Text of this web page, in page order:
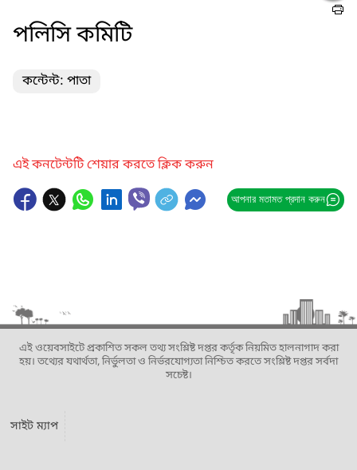
পলিসি কমিটি
কন্টেন্ট: পাতা
এই কনটেন্টটি শেয়ার করতে ক্লিক করুন
আপনার মতামত প্রদান করুন
এই ওয়েবসাইটে প্রকাশিত সকল তথ্য সংশ্লিষ্ট দপ্তর কর্তৃক নিয়মিত হালনাগাদ করা
হয়। তথ্যের যথার্থতা, নির্ভুলতা ও নির্ভরযোগ্যতা নিশ্চিত করতে সংশ্লিষ্ট দপ্তর সর্বদা
সচেষ্ট।
সাইট ম্যাপ